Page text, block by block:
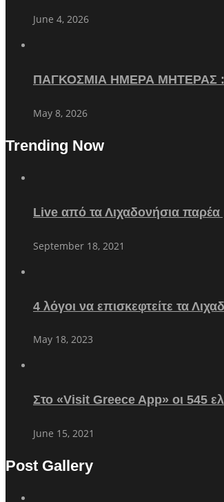
June 4, 2026
ΠΑΓΚΟΣΜΙΑ ΗΜΕΡΑ ΜΗΤΕΡΑΣ :
May 8, 2026
Trending Now
Live από τα Λιχαδονήσια
September 18, 2021
4 λόγοι να επισκεφτείτε τα
May 18, 2023
Στο «Visit Greece App» οι 545
June 15, 2021
Post Gallery